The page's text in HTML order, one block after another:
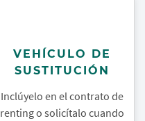
VEHÍCULO DE
SUSTITUCIÓN
Inclúyelo en el contrato de
renting o solicítalo cuando